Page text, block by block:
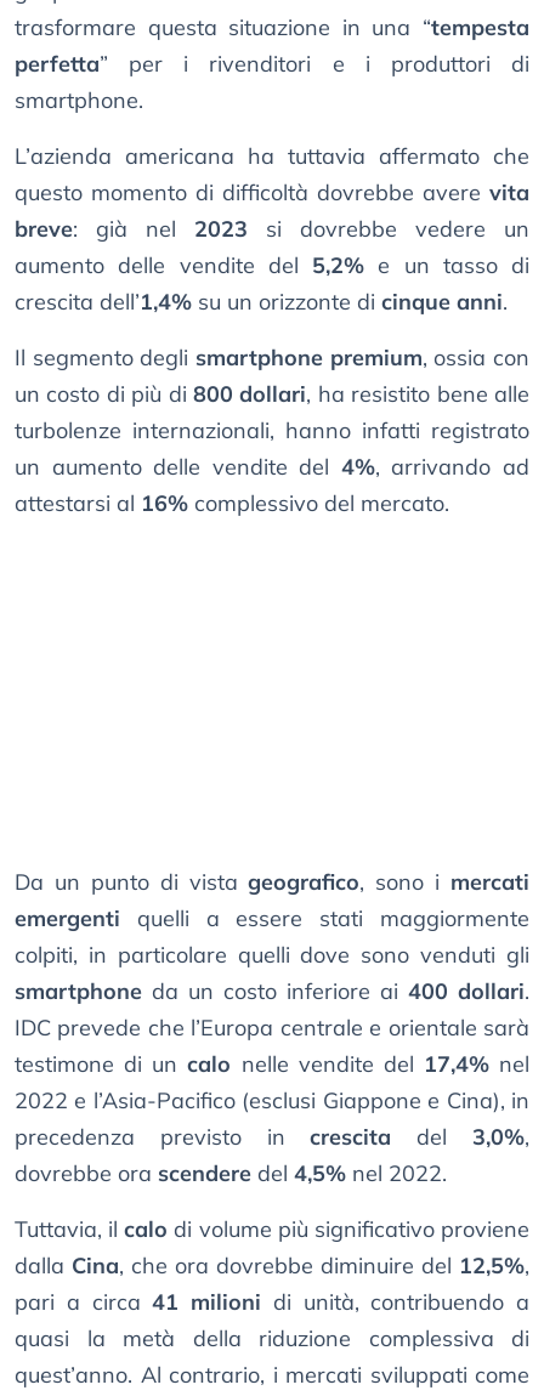
trasformare questa situazione in una “tempesta
perfetta” per i rivenditori e i produttori di
smartphone.
L’azienda americana ha tuttavia affermato che
questo momento di difficoltà dovrebbe avere vita
breve: già nel 2023 si dovrebbe vedere un
aumento delle vendite del 5,2% e un tasso di
crescita dell’1,4% su un orizzonte di cinque anni.
Il segmento degli smartphone premium, ossia con
un costo di più di 800 dollari, ha resistito bene alle
turbolenze internazionali, hanno infatti registrato
un aumento delle vendite del 4%, arrivando ad
attestarsi al 16% complessivo del mercato.
Da un punto di vistageografico, sono i mercati
emergenti quelli a essere stati maggiormente
colpiti, in particolare quelli dove sono venduti gli
smartphone da un costo inferiore ai 400 dollari.
IDC prevede che l’Europa centrale e orientale sarà
testimone di uncalo nelle vendite del 17,4%nel
2022 e l’Asia-Pacifico (esclusi Giappone e Cina), in
precedenza previsto increscita del3,0%,
dovrebbe ora scendere del 4,5% nel 2022.
Tuttavia, ilcalo di volume più significativo proviene
dalla Cina, che ora dovrebbe diminuire del 12,5%,
pari a circa41 milioni di unità, contribuendo a
quasi la metà della riduzione complessiva di
quest’anno. Al contrario, i mercati sviluppati come